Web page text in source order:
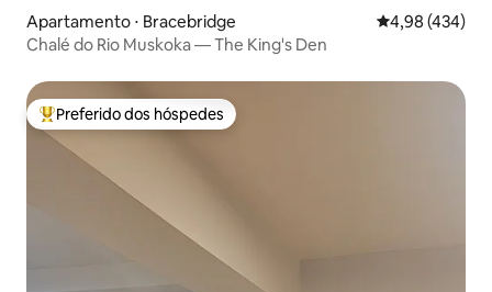
Apartamento ⋅ Bracebridge 4,98 de uma
4,98 (434)
Chalé do Rio Muskoka — The King's Den
Entre os melhores preferidos dos hóspedes
Preferido dos hóspedes